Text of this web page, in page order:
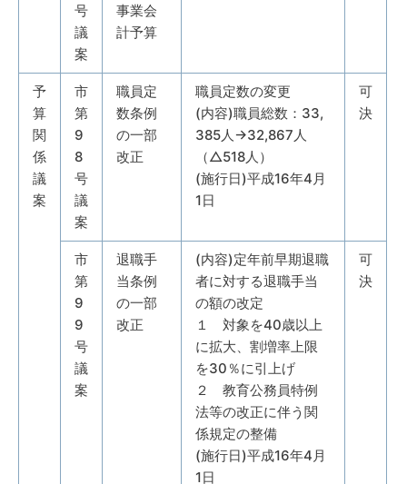
号
議
案
事業会
計予算
予
算
関
係
議
案
市
第
9
8
号
議
案
職員定
数条例
の一部
改正
職員定数の変更
(内容)職員総数：33,
385人→32,867人
（△518人）
(施行日)平成16年4月
1日
可
決
市
第
9
9
号
議
案
退職手
当条例
の一部
改正
(内容)定年前早期退職
者に対する退職手当
の額の改定
１ 対象を40歳以上
に拡大、割増率上限
を30％に引上げ
２ 教育公務員特例
法等の改正に伴う関
係規定の整備
(施行日)平成16年4月
1日
可
決